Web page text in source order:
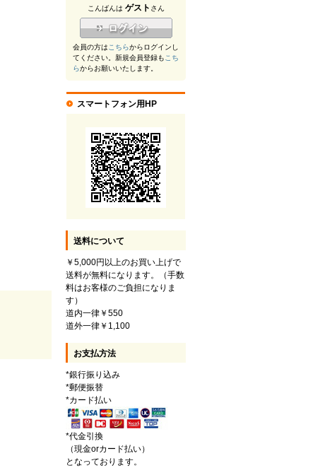
こんばんは ゲスト さん
会員の方はこちらからログインし
てください。新規会員登録もこち
らからお願いいたします。
スマートフォン用HP
送料について
￥5,000円以上のお買い上げで
送料が無料になります。（手数
料はお客様のご負担になりま
す）
道内一律￥550
道外一律￥1,100
お支払方法
*銀行振り込み
*郵便振替
*カード払い
*代金引換
（現金orカード払い）
となっております。